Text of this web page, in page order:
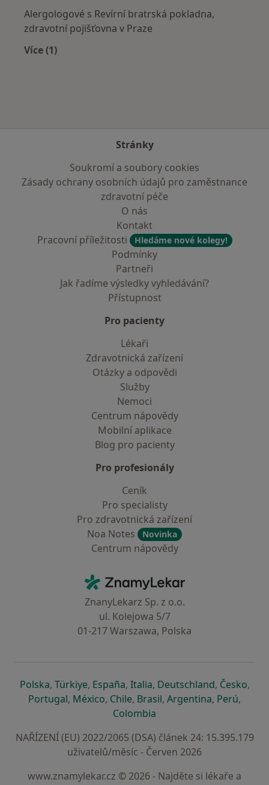
Alergologové s Revírní bratrská pokladna,
zdravotní pojišťovna v Praze
Více (1)
Stránky
Soukromí a soubory cookies
Zásady ochrany osobních údajů pro zaměstnance
zdravotní péče
O nás
Kontakt
Pracovní příležitosti
Hledáme nové kolegy!
Podmínky
Partneři
Jak řadíme výsledky vyhledávání?
Přístupnost
Pro pacienty
Lékaři
Zdravotnická zařízení
Otázky a odpovědi
Služby
Nemoci
Centrum nápovědy
Mobilní aplikace
Blog pro pacienty
Pro profesionály
Ceník
Pro specialisty
Pro zdravotnická zařízení
Noa Notes
Novinka
Centrum nápovědy
ZnamyLekar - Hlavní stránka
ZnanyLekarz Sp. z o.o.
ul. Kolejowa 5/7
01-217 Warszawa, Polska
Polskase otevře v nové záložce
, Türkiyese otevře v nové záložce
, Españase otevře v nové záložce
, Italiase otevře v nové záložce
, Deutschlandse otevře v
, Českose
,
Portugalse otevře v nové záložce
, Méxicose otevře v nové záložce
, Chilese otevře v nové záložce
, Brasilse otevře v nové
, Argentinase otevře v
, Perúse
,
Colombia
NAŘÍZENÍ (EU) 2022/2065 (DSA) článek 24: 15.395.179
uživatelů/měsíc - Červen 2026
www.znamylekar.cz © 2026 - Najděte si lékaře a